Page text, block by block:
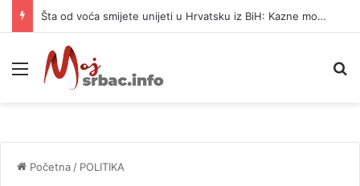
Službenica UIO BiH optužena da je prikrila 370.000 KM
Meni
Početna / POLITIKA